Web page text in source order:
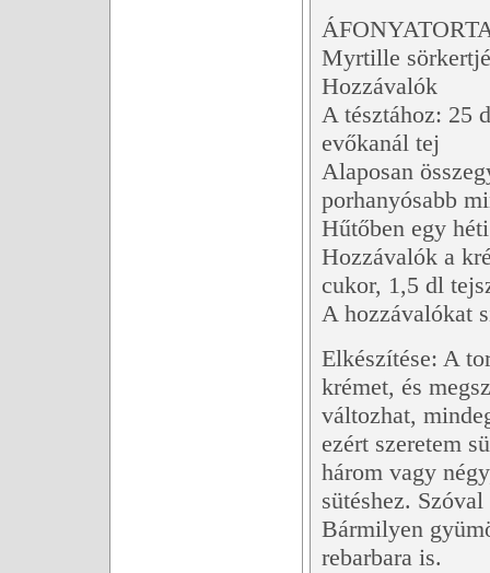
Myrtille
Hozzávalók
A tésztához: 25
evőkanál tej
Alaposan
porhanyósabb
Hűtőben egy
Hozzávalók a
cukor, 1,5 dl
A hozzávalókat
Elkészítése: A
krémet, és
változhat,
ezért szeretem
három vagy
sütéshez.
Bármilyen
rebarbara is.